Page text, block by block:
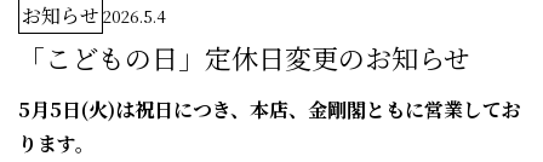
お知らせ 2026.5.4
「こどもの日」定休日変更のお知らせ
5月5日(火)は祝日につき、本店、金剛閣ともに営業してお
ります。